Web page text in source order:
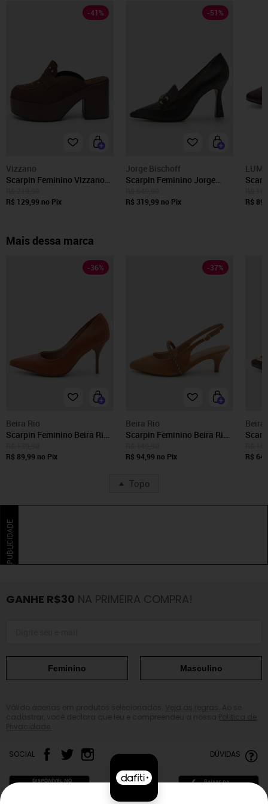
-41 %
Vizzano
Scarpin Feminino Vizzano
Arredondado Marrom
R$ 129,99 no Pix
-51 %
Jorge Bischoff
Scarpin Feminino Jorge
R$ 319,99 no Pix
R$
Mais dessa marca
-36%
Beira Rio
Scarpin Feminino Beira Rio
R$ 89,99 no Pix
-37%
Beira Rio
Scarpin Feminino Beira Rio
R$ 94,99 no Pix
Beira
R$
Topo
PUBLICIDADE
GANHE R$30 NA PRIMEIRA COMPRA!
Feminino Masculino
SOCIAL DÚVIDAS